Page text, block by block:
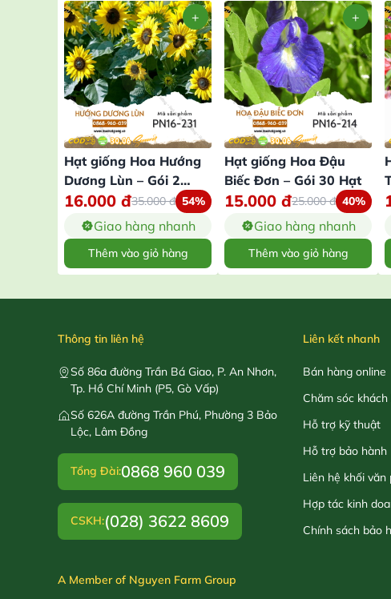
Hạt giống Hoa Hướng
Dương Lùn – Gói 2
Gram
16.000 đ35.000đ 54%
Giao hàng nhanh
Thêm vào giỏ hàng
Hạt giống Hoa Đậu
Biếc Đơn – Gói 30 Hạt
15.000 đ25.000đ 40%
Giao hàng nhanh
Thêm vào giỏ hàng
Thông tin liên hệ
Số 86a đường Trần Bá Giao, P. An Nhơn,
Tp. Hồ Chí Minh (P5, Gò Vấp)
Số 626A đường Trần Phú, Phường 3 Bảo
Lộc, Lâm Đồng
Tổng Đài:0868 960 039
CSKH:(028) 3622 8609
A Member of Nguyen Farm Group
Liên kết nhanh
Bán hàng online
Chăm sóc
Hỗ trợ kỹ thuật
Hỗ trợ bảo hành
Liên hệ khối văn
Hợp tác kinh
Chính sách bảo